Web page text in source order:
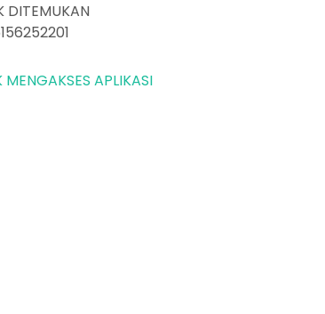
DITEMUKAN
MENGAKSES APLIKASI